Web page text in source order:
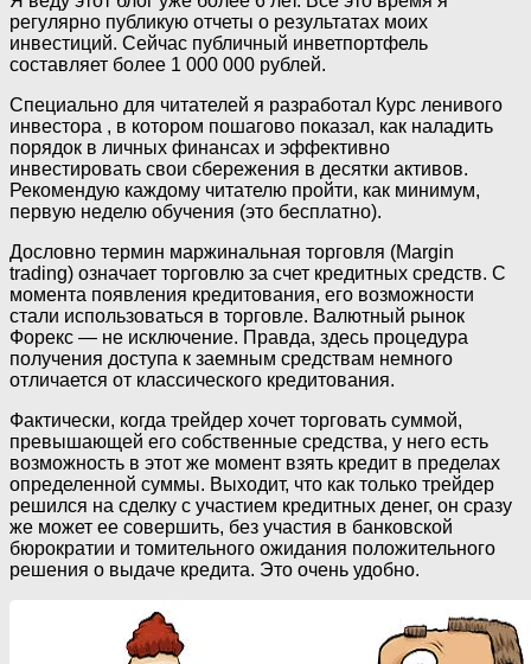
регулярно публикую отчеты о результатах моих
инвестиций. Сейчас публичный инветпортфель
составляет более 1 000 000 рублей.
Специально для читателей я разработал Курс ленивого
инвестора , в котором пошагово показал, как наладить
порядок в личных финансах и эффективно
инвестировать свои сбережения в десятки активов.
Рекомендую каждому читателю пройти, как минимум,
первую неделю обучения (это бесплатно).
Дословно термин маржинальная торговля (Margin
trading) означает торговлю за счет кредитных средств. С
момента появления кредитования, его возможности
стали использоваться в торговле. Валютный рынок
Форекс — не исключение. Правда, здесь процедура
получения доступа к заемным средствам немного
отличается от классического кредитования.
Фактически, когда трейдер хочет торговать суммой,
превышающей его собственные средства, у него есть
возможность в этот же момент взять кредит в пределах
определенной суммы. Выходит, что как только трейдер
решился на сделку с участием кредитных денег, он сразу
же может ее совершить, без участия в банковской
бюрократии и томительного ожидания положительного
решения о выдаче кредита. Это очень удобно.